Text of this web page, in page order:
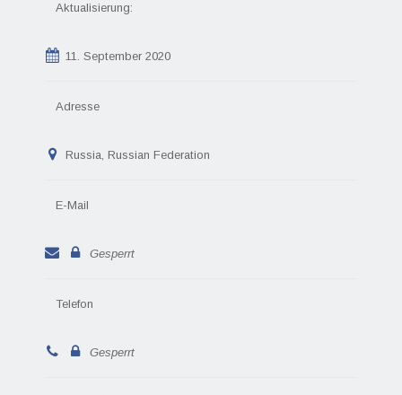
Aktualisierung:
11. September 2020
Adresse
Russia, Russian Federation
E-Mail
Gesperrt
Telefon
Gesperrt